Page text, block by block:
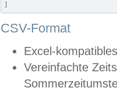
]
CSV-Format
Excel-
Vereinfachte